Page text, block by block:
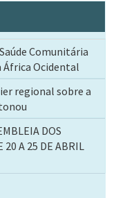
Comunitária
África Ocidental
regional sobre a
DOS
20 A 25 DE ABRIL